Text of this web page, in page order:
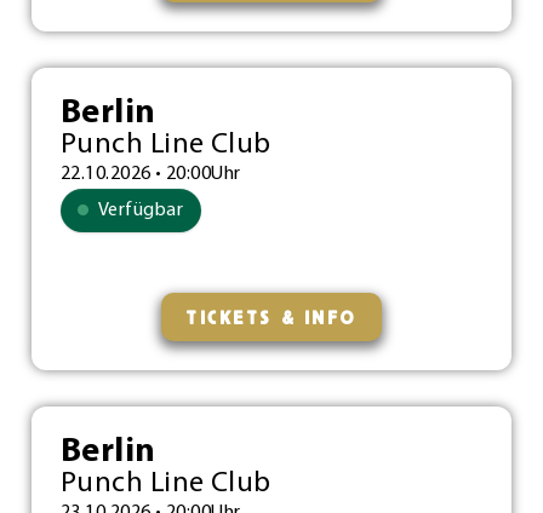
Berlin
Punch Line Club
22.10.2026 • 20:00Uhr
Verfügbar
TICKETS & INFO
Berlin
Punch Line Club